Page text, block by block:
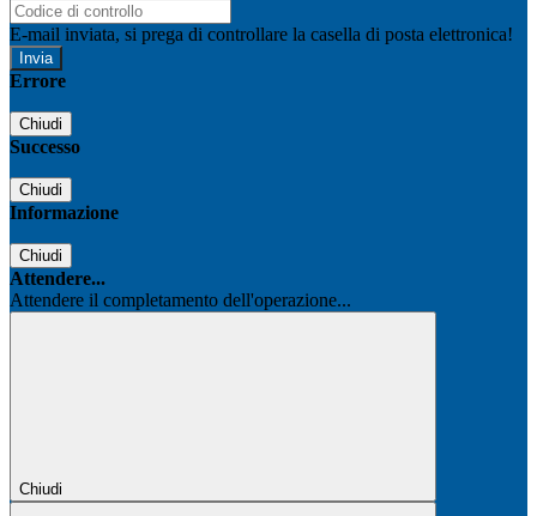
E-mail inviata, si prega di controllare la casella di posta elettronica!
Errore
Chiudi
Successo
Chiudi
Informazione
Chiudi
Attendere...
Attendere il completamento dell'operazione...
Chiudi